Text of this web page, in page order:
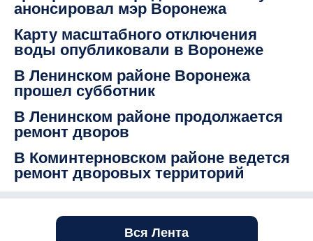
анонсировал мэр Воронежа
Карту масштабного отключения
воды опубликовали в Воронеже
В Ленинском районе Воронежа
прошел субботник
В Ленинском районе продолжается
ремонт дворов
В Коминтерновском районе ведется
ремонт дворовых территорий
Вся Лента